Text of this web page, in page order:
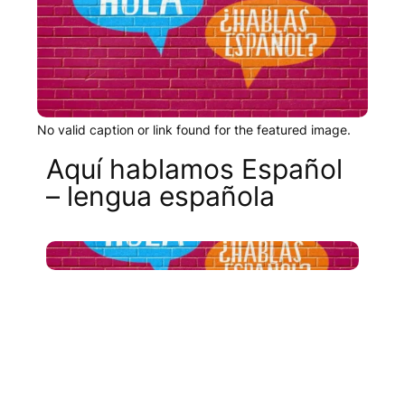
No valid caption or link found for the featured image.
Aquí hablamos Español
– lengua española